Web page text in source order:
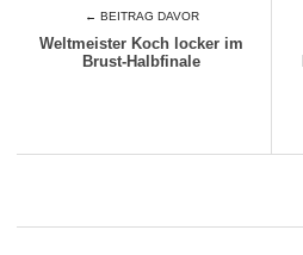
← BEITRAG DAVOR
Weltmeister Koch locker im
Brust-Halbfinale